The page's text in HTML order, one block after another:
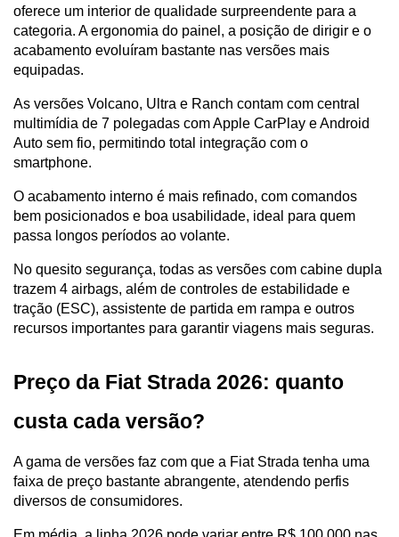
oferece um interior de qualidade surpreendente para a
categoria. A ergonomia do painel, a posição de dirigir e o
acabamento evoluíram bastante nas versões mais
equipadas.
As versões Volcano, Ultra e Ranch contam com central
multimídia de 7 polegadas com Apple CarPlay e Android
Auto sem fio, permitindo total integração com o
smartphone.
O acabamento interno é mais refinado, com comandos
bem posicionados e boa usabilidade, ideal para quem
passa longos períodos ao volante.
No quesito segurança, todas as versões com cabine dupla
trazem 4 airbags, além de controles de estabilidade e
tração (ESC), assistente de partida em rampa e outros
recursos importantes para garantir viagens mais seguras.
Preço da Fiat Strada 2026: quanto
custa cada versão?
A gama de versões faz com que a Fiat Strada tenha uma
faixa de preço bastante abrangente, atendendo perfis
diversos de consumidores.